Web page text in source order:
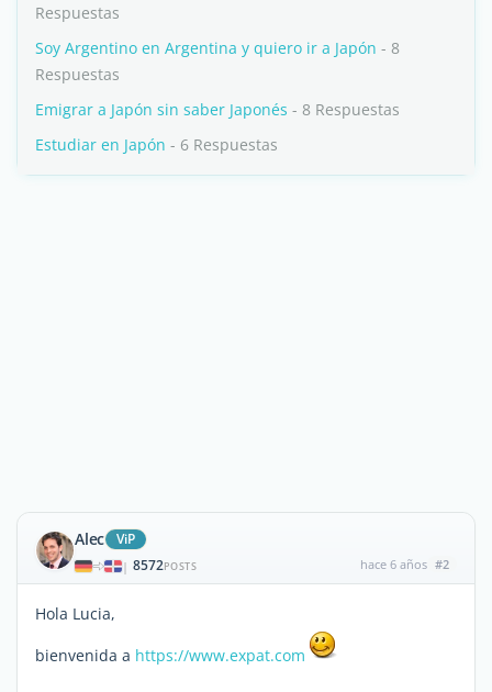
Respuestas
Soy Argentino en Argentina y quiero ir a Japón - 8
Respuestas
Emigrar a Japón sin saber Japonés - 8 Respuestas
Estudiar en Japón - 6 Respuestas
Alec ViP
| 8572POSTS hace 6 años #2
Hola Lucia,
bienvenida a https://www.expat.com